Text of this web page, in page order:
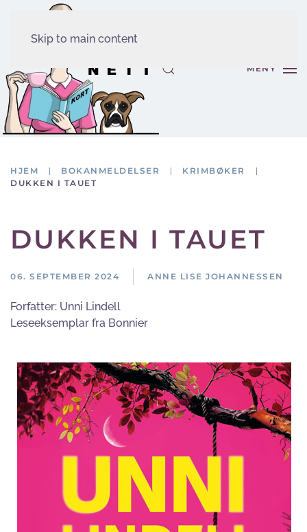
Skip to main content
MENY
HJEM BOKANMELDELSER
KRIMBØKER
DUKKEN I TAUET
DUKKEN I TAUET
06. SEPTEMBER 2024 ANNE LISE JOHANNESSEN
Forfatter: Unni Lindell
Leseeksemplar fra Bonnier